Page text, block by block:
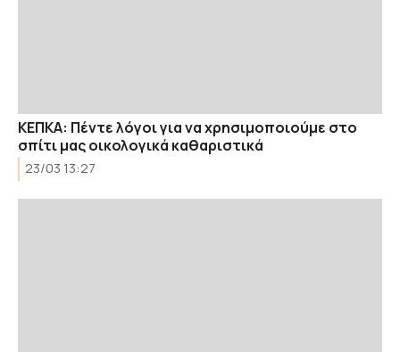
ΚΕΠΚΑ: Πέντε λόγοι για να χρησιμοποιούμε στο
σπίτι μας οικολογικά καθαριστικά
23/03 13:27